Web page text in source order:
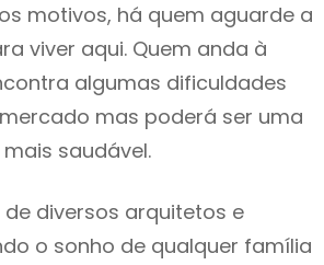
motivos, há quem aguarde a
viver aqui. Quem anda à
algumas dificuldades
mas poderá ser uma
saudável.
diversos arquitetos e
o sonho de qualquer família